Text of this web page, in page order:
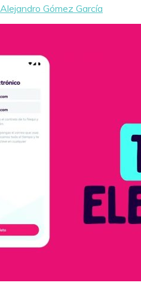
Alejandro Gómez García